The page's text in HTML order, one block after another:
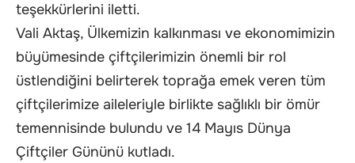
teşekkürlerini iletti.
Vali Aktaş, Ülkemizin kalkınması ve ekonomimizin
büyümesinde çiftçilerimizin önemli bir rol
üstlendiğini belirterek toprağa emek veren tüm
çiftçilerimize aileleriyle birlikte sağlıklı bir ömür
temennisinde bulundu ve 14 Mayıs Dünya
Çiftçiler Gününü kutladı.